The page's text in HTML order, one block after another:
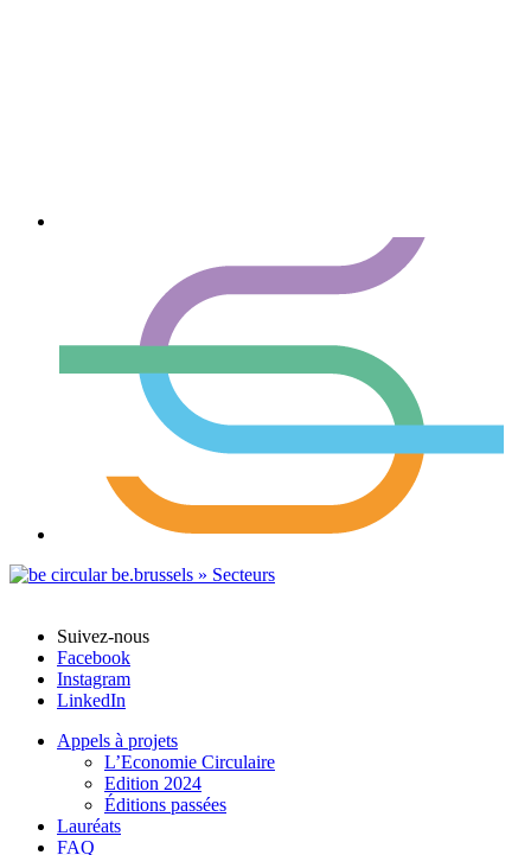
Suivez-nous
Facebook
Instagram
LinkedIn
Appels à projets
L’Economie Circulaire
Edition 2024
Éditions passées
Lauréats
FAQ